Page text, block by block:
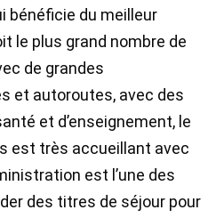
bénéficie du meilleur
le plus grand nombre de
de grandes
et autoroutes, avec des
et d’enseignement, le
est très accueillant avec
est l’une des
des titres de séjour pour